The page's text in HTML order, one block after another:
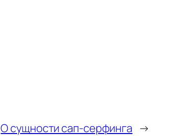
О сущности сап-серфинга →